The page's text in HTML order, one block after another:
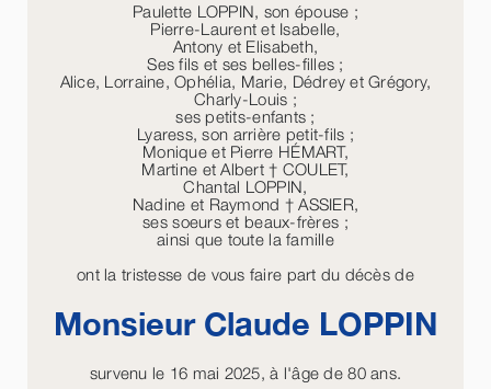
Paulette LOPPIN, son épouse ;
Pierre-Laurent et Isabelle,
Antony et Elisabeth,
Ses fils et ses belles-filles ;
Alice, Lorraine, Ophélia, Marie, Dédrey et Grégory,
Charly-Louis ;
ses petits-enfants ;
Lyaress, son arrière petit-fils ;
Monique et Pierre HÉMART,
Martine et Albert † COULET,
Chantal LOPPIN,
Nadine et Raymond † ASSIER,
ses soeurs et beaux-frères ;
ainsi que toute la famille
ont la tristesse de vous faire part du décès de
Monsieur Claude LOPPIN
survenu le 16 mai 2025, à l'âge de 80 ans.